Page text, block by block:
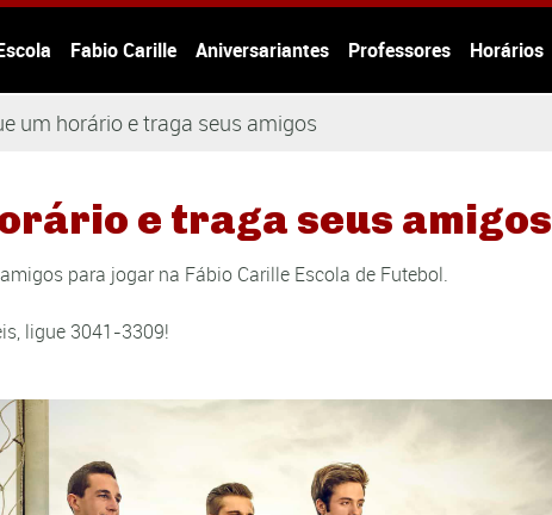
Fabio Carille Aniversariantes Professores Horários
um horário e traga seus amigos
e traga seus amigos
para jogar na Fábio Carille Escola de Futebol.
ligue 3041-3309!